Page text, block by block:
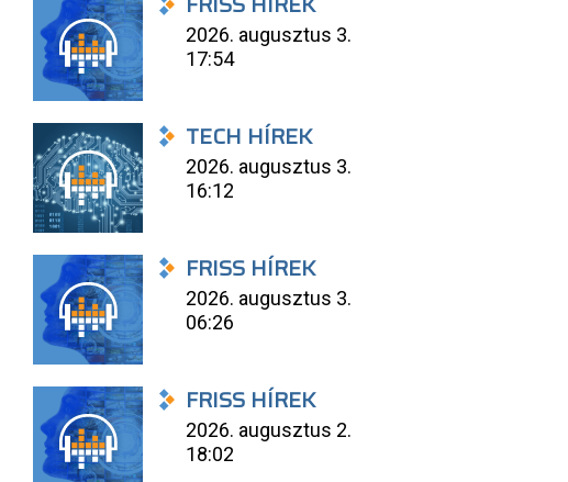
2026. augusztus 3.
17:54
TECH HÍREK
2026. augusztus 3.
16:12
FRISS HÍREK
2026. augusztus 3.
06:26
FRISS HÍREK
2026. augusztus 2.
18:02